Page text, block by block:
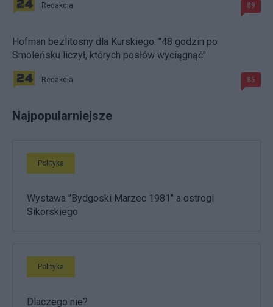
Redakcja 89
Hofman bezlitosny dla Kurskiego. "48 godzin po
Smoleńsku liczył, których posłów wyciągnąć"
Redakcja 85
Najpopularniejsze
Polityka
Wystawa "Bydgoski Marzec 1981" a ostrogi
Sikorskiego
Polityka
Dlaczego nie?